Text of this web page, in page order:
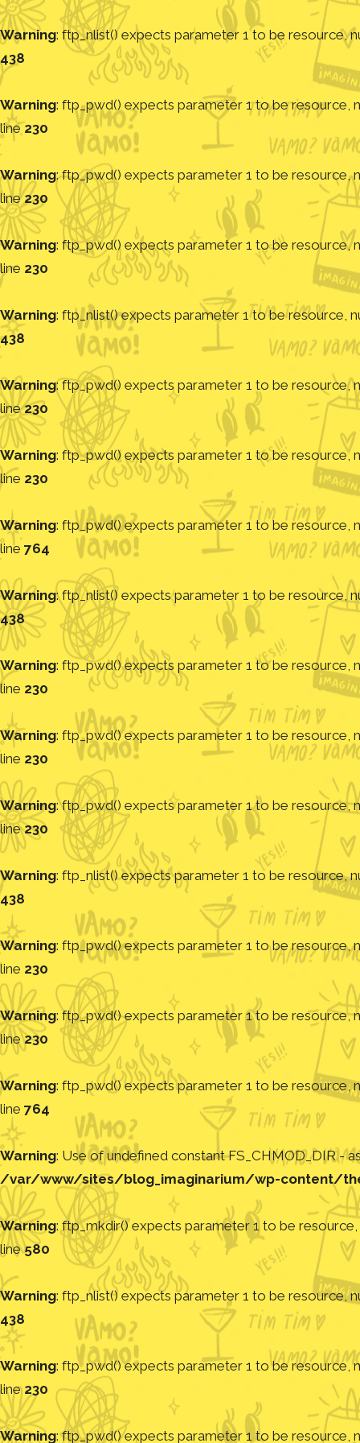
Warning: ftp_nlist() expects parameter 1 to be resource,
438
Warning: ftp_pwd() expects parameter 1 to be resource,
line230
Warning: ftp_pwd() expects parameter 1 to be resource,
line230
Warning: ftp_pwd() expects parameter 1 to be resource,
line 230
Warning: ftp_nlist() expects parameter 1 to be resource,
438
Warning: ftp_pwd() expects parameter 1 to be resource,
line230
Warning: ftp_pwd() expects parameter 1 to be resource,
line 230
Warning: ftp_pwd() expects parameter 1 to be resource,
line 764
Warning: ftp_nlist() expects parameter 1 to be resource,
438
Warning: ftp_pwd() expects parameter 1 to be resource,
line 230
Warning: ftp_pwd() expects parameter 1 to be resource,
line 230
Warning: ftp_pwd() expects parameter 1 to be resource,
line230
Warning: ftp_nlist() expects parameter 1 to be resource,
438
Warning: ftp_pwd() expects parameter 1 to be resource,
line 230
Warning: ftp_pwd() expects parameter 1 to be resource,
line230
Warning: ftp_pwd() expects parameter 1 to be resource,
line 764
Warning: Use of undefined constant FS_CHMOD_DIR -
/var/www/sites/blog_imaginarium/wp-content/
Warning: ftp_mkdir() expects parameter 1 to be resource,
line580
Warning: ftp_nlist() expects parameter 1 to be resource,
438
Warning: ftp_pwd() expects parameter 1 to be resource,
line230
Warning: ftp_pwd() expects parameter 1 to be resource,